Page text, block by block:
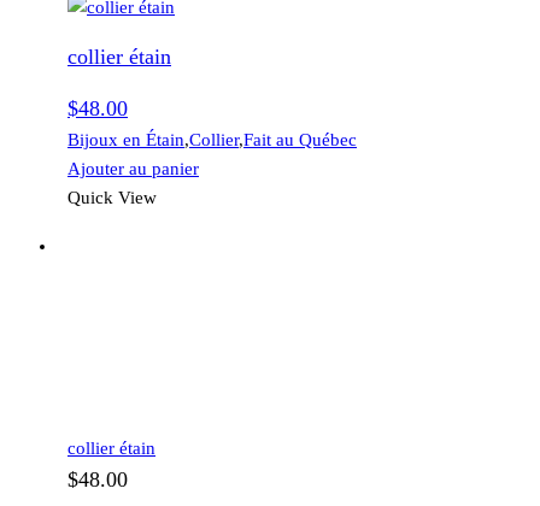
collier étain
$48.00
Bijoux en Étain,Collier,Fait au Québec
Ajouter au panier
Quick View
collier étain
$48.00